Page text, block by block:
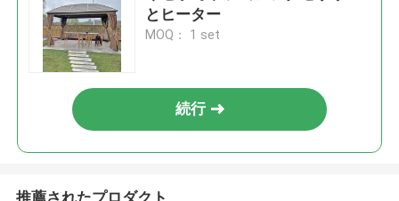
とヒーター
MOQ： 1 set
続行
推薦されたプロダクト